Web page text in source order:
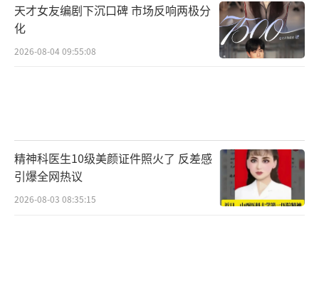
天才女友编剧下沉口碑 市场反响两极分
化
2026-08-04 09:55:08
精神科医生10级美颜证件照火了 反差感
引爆全网热议
2026-08-03 08:35:15